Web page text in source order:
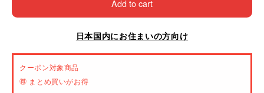
Add to cart
日本国内にお住まいの方向け
クーポン対象商品
🉐 まとめ買いがお得